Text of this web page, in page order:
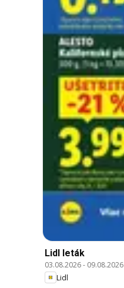
Lidl leták
03.08.2026- 09.08.2026
Lidl